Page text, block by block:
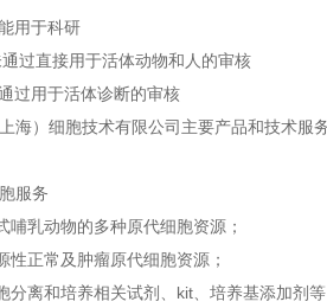
用于科研
过直接用于活体动物和人的审核
过用于活体诊断的审核
海）细胞技术有限公司主要产品和技术服务
服务
乳动物的多种原代细胞资源；
正常及肿瘤原代细胞资源；
离和培养相关试剂、kit、培养基添加剂等